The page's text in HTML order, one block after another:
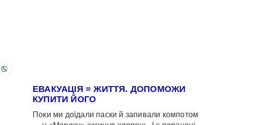
ЕВАКУАЦІЯ = ЖИТТЯ. ДОПОМОЖИ
КУПИТИ ЙОГО
Поки ми доїдали паски й запивали компотом